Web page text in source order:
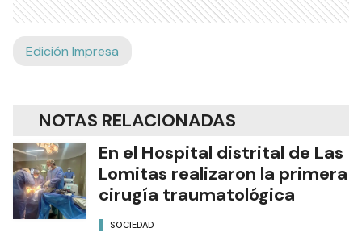
Edición Impresa
NOTAS RELACIONADAS
En el Hospital distrital de Las
Lomitas realizaron la primera
cirugía traumatológica
SOCIEDAD